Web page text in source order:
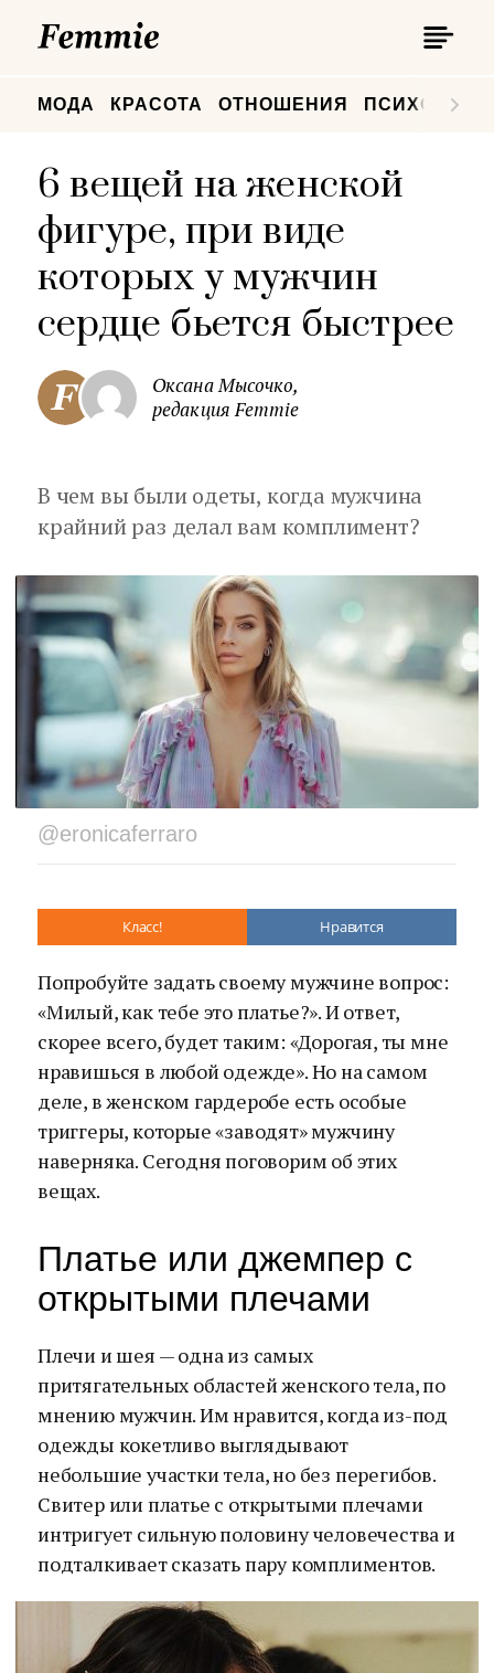
МОДА КРАСОТА ОТНОШЕНИЯ
6 вещей на женской
фигуре, при виде
которых у мужчин
сердце бьется быстрее
Оксана Мысочко,
редакция Femmie
В чем вы были одеты, когда мужчина
крайний раз делал вам комплимент?
@eronicaferraro
Класс! Нравится
Попробуйте задать своему мужчине вопрос:
«Милый, как тебе это платье?». И ответ,
скорее всего, будет таким: «Дорогая, ты мне
нравишься в любой одежде». Но на самом
деле, в женском гардеробе есть особые
триггеры, которые «заводят» мужчину
наверняка. Сегодня поговорим об этих
вещах.
Платье или джемпер с
открытыми плечами
Плечи и шея — одна из самых
притягательных областей женского тела, по
мнению мужчин. Им нравится, когда из-под
одежды кокетливо выглядывают
небольшие участки тела, но без перегибов.
Свитер или платье с открытыми плечами
интригует сильную половину человечества и
подталкивает сказать пару комплиментов.